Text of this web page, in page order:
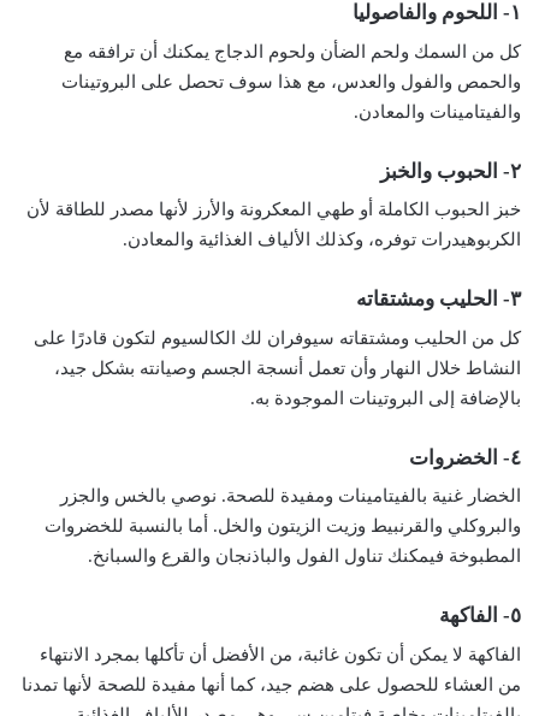
١- اللحوم والفاصوليا
كل من السمك ولحم الضأن ولحوم الدجاج يمكنك أن ترافقه مع
والحمص والفول والعدس، مع هذا سوف تحصل على البروتينات
والفيتامينات والمعادن.
٢- الحبوب والخبز
خبز الحبوب الكاملة أو طهي المعكرونة والأرز لأنها مصدر للطاقة لأن
الكربوهيدرات توفره، وكذلك الألياف الغذائية والمعادن.
٣- الحليب ومشتقاته
كل من الحليب ومشتقاته سيوفران لك الكالسيوم لتكون قادرًا على
النشاط خلال النهار وأن تعمل أنسجة الجسم وصيانته بشكل جيد،
بالإضافة إلى البروتينات الموجودة به.
٤- الخضروات
الخضار غنية بالفيتامينات ومفيدة للصحة. نوصي بالخس والجزر
والبروكلي والقرنبيط وزيت
الزيتون والخل. أما بالنسبة للخضروات
المطبوخة فيمكنك تناول الفول والباذنجان والقرع والسبانخ.
٥- الفاكهة
الفاكهة لا يمكن أن تكون غائبة، من الأفضل أن تأكلها بمجرد الانتهاء
من العشاء للحصول على هضم جيد، كما أنها مفيدة للصحة لأنها تمدنا